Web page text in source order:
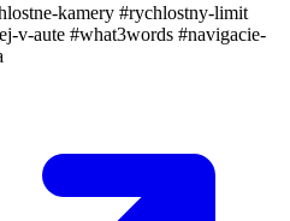
kamery #rychlostny-limit
v-aute #what3words #navigacie-